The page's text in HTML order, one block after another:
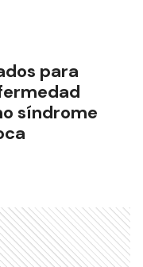
para
síndrome